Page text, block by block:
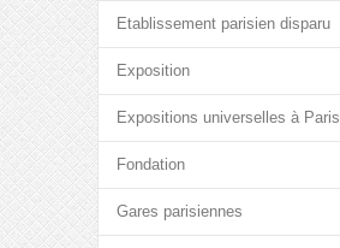
Etablissement parisien disparu
Exposition
Expositions universelles à Paris
Fondation
Gares parisiennes